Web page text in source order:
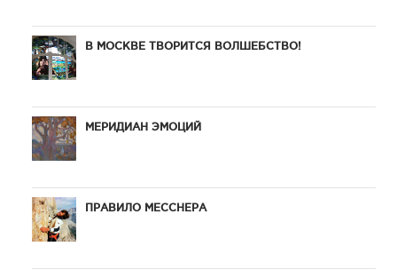
оазиса.
В МОСКВЕ ТВОРИТСЯ ВОЛШЕБСТВО!
МЕРИДИАН ЭМОЦИЙ
ПРАВИЛО МЕССНЕРА